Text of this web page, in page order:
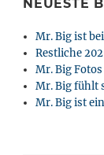
NEUESTE
Mr. Big ist
Restliche
Mr. Big
Mr. Big fühlt
Mr. Big ist